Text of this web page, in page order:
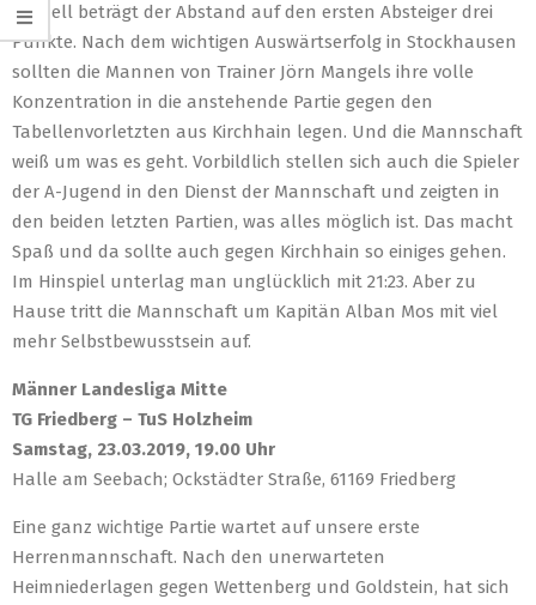
Aktuell beträgt der Abstand auf den ersten Absteiger drei
Punkte. Nach dem wichtigen Auswärtserfolg in Stockhausen
sollten die Mannen von Trainer Jörn Mangels ihre volle
Konzentration in die anstehende Partie gegen den
Tabellenvorletzten aus Kirchhain legen. Und die Mannschaft
weiß um was es geht. Vorbildlich stellen sich auch die Spieler
der A-Jugend in den Dienst der Mannschaft und zeigten in
den beiden letzten Partien, was alles möglich ist. Das macht
Spaß und da sollte auch gegen Kirchhain so einiges gehen.
Im Hinspiel unterlag man unglücklich mit 21:23. Aber zu
Hause tritt die Mannschaft um Kapitän Alban Mos mit viel
mehr Selbstbewusstsein auf.
Männer Landesliga Mitte
TG Friedberg – TuS Holzheim
Samstag, 23.03.2019, 19.00 Uhr
Halle am Seebach; Ockstädter Straße, 61169 Friedberg
Eine ganz wichtige Partie wartet auf unsere erste
Herrenmannschaft. Nach den unerwarteten
Heimniederlagen gegen Wettenberg und Goldstein, hat sich